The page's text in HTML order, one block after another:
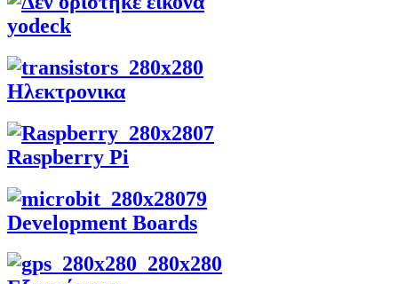
yodeck
Ηλεκτρονικα
Raspberry Pi
Development Boards